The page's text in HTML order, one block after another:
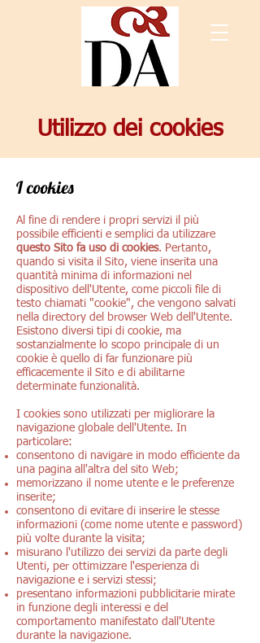
Utilizzo dei cookies
I cookies
Al fine di rendere i propri servizi il più
possibile efficienti e semplici da utilizzare
questo Sito fa uso di cookies. Pertanto,
quando si visita il Sito, viene inserita una
quantità minima di informazioni nel
dispositivo dell'Utente, come piccoli file di
testo chiamati "cookie", che vengono salvati
nella directory del browser Web dell'Utente.
Esistono diversi tipi di cookie, ma
sostanzialmente lo scopo principale di un
cookie è quello di far funzionare più
efficacemente il Sito e di abilitarne
determinate funzionalità.
I cookies sono utilizzati per migliorare la
navigazione globale dell'Utente. In
particolare:
consentono di navigare in modo efficiente da
una pagina all'altra del sito Web;
memorizzano il nome utente e le preferenze
inserite;
consentono di evitare di inserire le stesse
informazioni (come nome utente e password)
più volte durante la visita;
misurano l'utilizzo dei servizi da parte degli
Utenti, per ottimizzare l'esperienza di
navigazione e i servizi stessi;
presentano informazioni pubblicitarie mirate
in funzione degli interessi e del
comportamento manifestato dall'Utente
durante la navigazione.